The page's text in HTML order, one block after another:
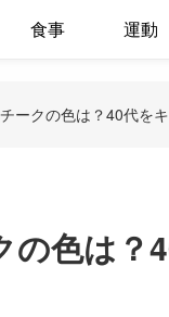
食事 運動
ークの色は？40代を
の色は